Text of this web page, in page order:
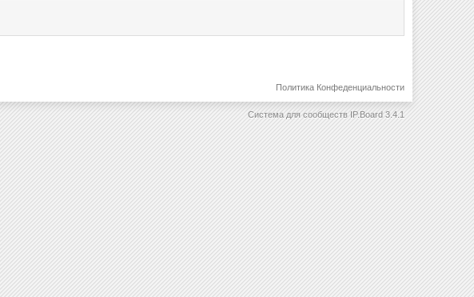
Политика Конфеденциальности
Система для сообществ IP.Board 3.4.1